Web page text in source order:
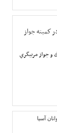
كميته جواز
و جواز مربيگري
آسیا